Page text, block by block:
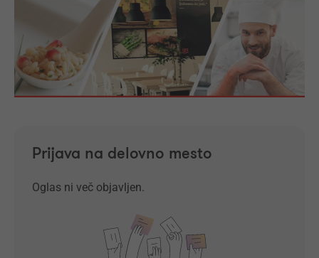
Prijava na delovno mesto
Oglas ni več objavljen.